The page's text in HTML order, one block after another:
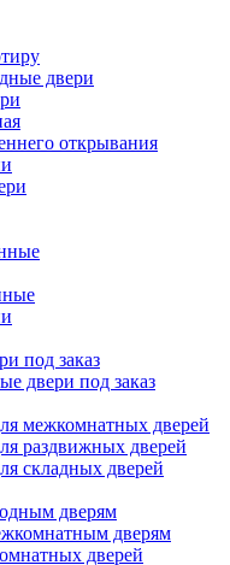
двери
открывания
под заказ
двери под заказ
межкомнатных дверей
раздвижных дверей
складных дверей
дверям
дверям
дверей